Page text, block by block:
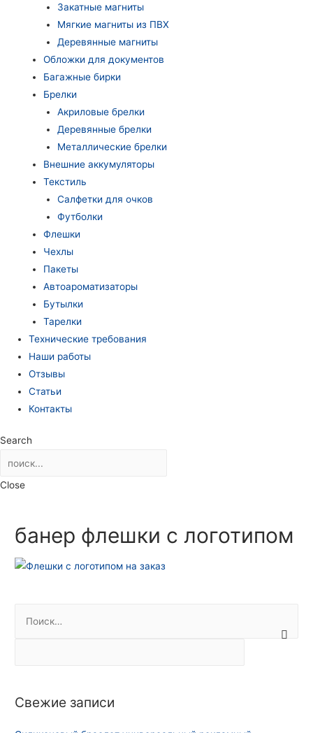
Закатные магниты
Мягкие магниты из ПВХ
Деревянные магниты
Обложки для документов
Багажные бирки
Брелки
Акриловые брелки
Деревянные брелки
Металлические брелки
Внешние аккумуляторы
Текстиль
Салфетки для очков
Футболки
Флешки
Чехлы
Пакеты
Автоароматизаторы
Бутылки
Тарелки
Технические требования
Наши работы
Отзывы
Статьи
Контакты
Search
Close
банер флешки с логотипом
:Свежие записи